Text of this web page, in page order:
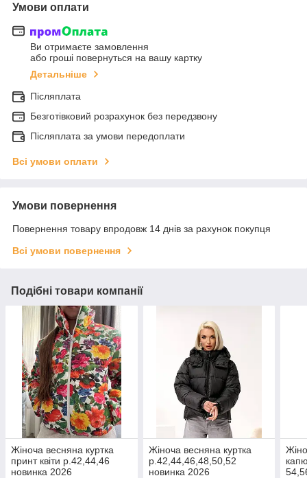
Умови оплати
Ви отримаєте замовлення
або гроші повернуться на вашу картку
Детальніше
Післяплата
Безготівковий розрахунок без передзвону
Післяплата за умови передоплати
Всі умови оплати
Умови повернення
Повернення товару впродовж 14 днів за рахунок покупця
Всі умови повернення
Подібні товари компанії
Жіноча весняна куртка
принт квіти р.42,44,46
новинка 2026
Жіноча весняна куртка
р.42,44,46,48,50,52
новинка 2026